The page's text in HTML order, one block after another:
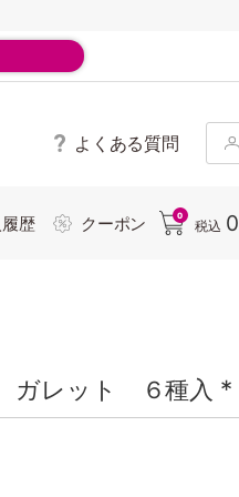
よくある質問
歴 クーポン 0
税込 0
ガレット ６種入 *